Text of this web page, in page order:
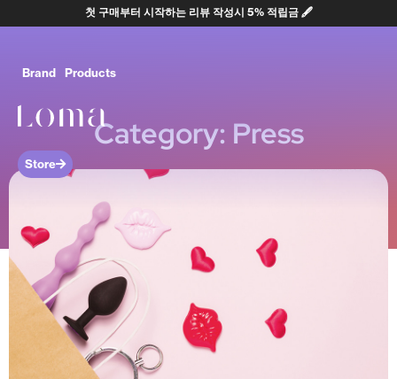
첫 구매부터 시작하는 리뷰 작성시 5% 적립금 🖋
Brand Products
Store
Category: Press